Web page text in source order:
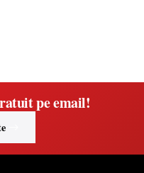
pe email!